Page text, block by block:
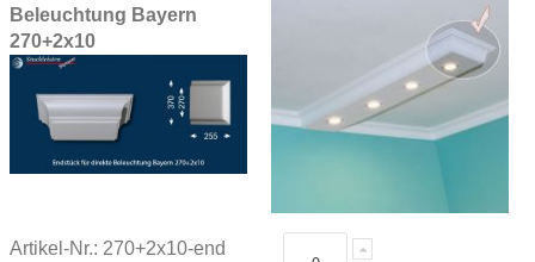
Beleuchtung Bayern
270+2x10
Artikel-Nr.: 270+2x10-end